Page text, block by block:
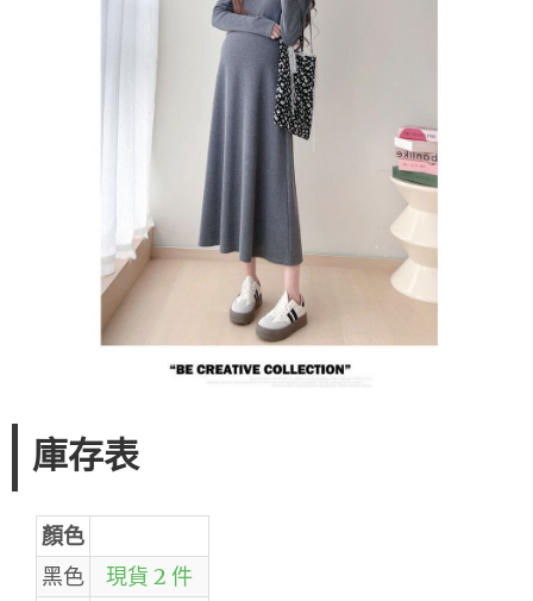
庫存表
顏色
黑色
現貨 2 件